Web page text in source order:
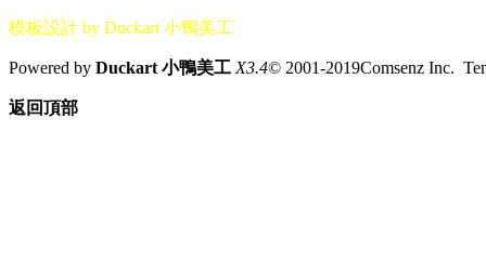
模板設計 by Duckart 小鴨美工
Powered by Duckart 小鴨美工 X3.4© 2001-2019Comsenz Inc.
返回頂部